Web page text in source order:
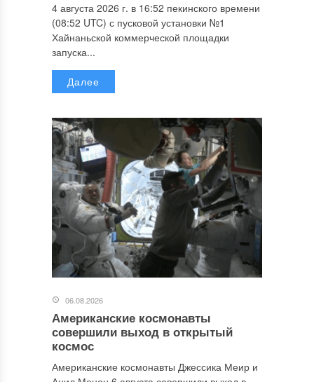
4 августа 2026 г. в 16:52 пекинского времени
(08:52 UTC) с пусковой установки №1
Хайнаньской коммерческой площадки
запуска...
Далее
06.08.2026
Американские космонавты
совершили выход в открытый
космос
Американские космонавты Джессика Меир и